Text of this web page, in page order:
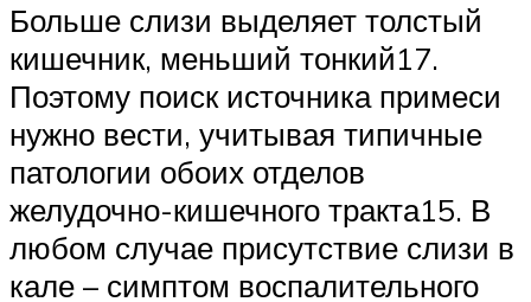
Больше слизи выделяет толстый
кишечник, меньший тонкий17.
Поэтому поиск источника примеси
нужно вести, учитывая типичные
патологии обоих отделов
желудочно-кишечного тракта15. В
любом случае присутствие слизи в
кале – симптом воспалительного